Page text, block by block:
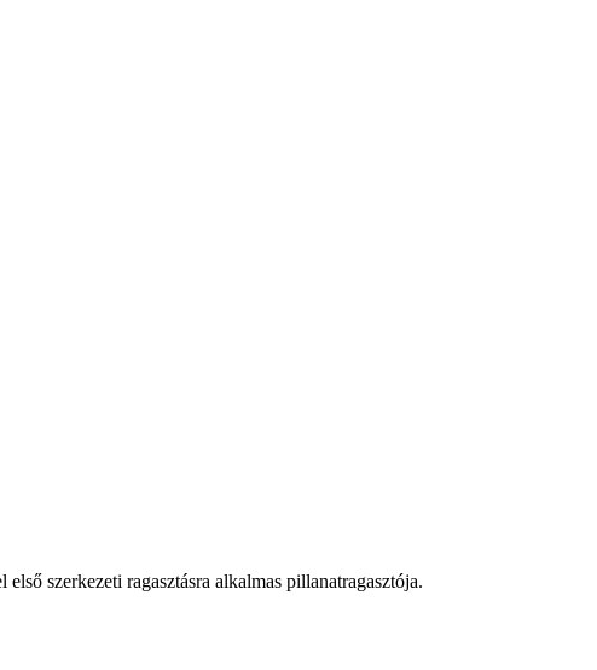
szerkezeti ragasztásra alkalmas pillanatragasztója.